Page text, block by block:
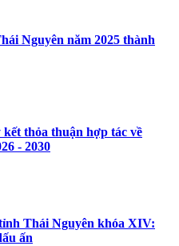
Nguyên năm 2025 thành
thỏa thuận hợp tác về
- 2030
Thái Nguyên khóa XIV:
ấn